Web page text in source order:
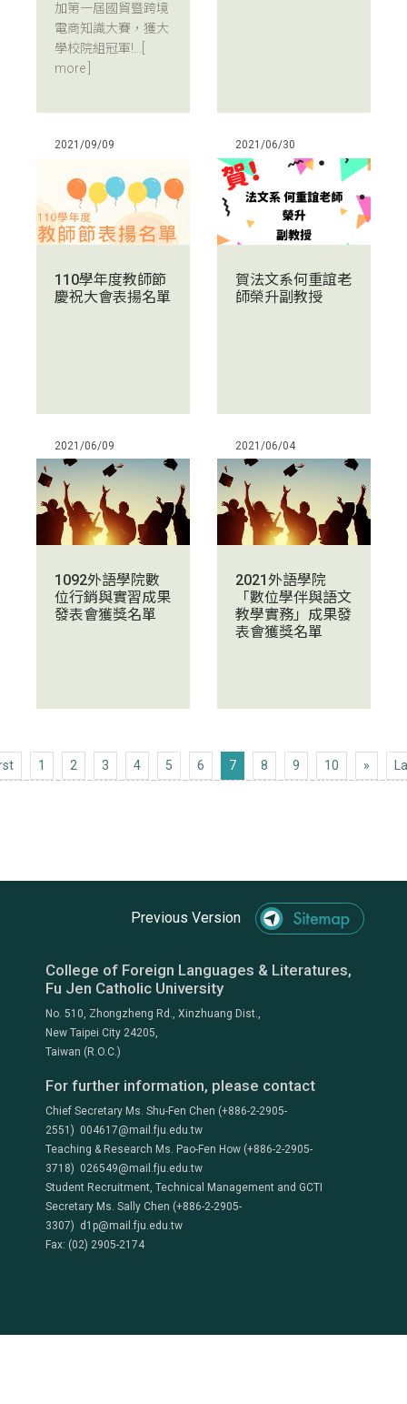
加第一屆國貿暨跨境
電商知識大賽，獲大
學校院組冠軍!...
more ]
2021/09/09
110學年度教師節
慶祝大會表揚名單
2021/06/30
賀法文系何重誼老
師榮升副教授
2021/06/09
1092外語學院數
位行銷與實習成果
發表會獲獎名單
2021/06/04
2021外語學院
「數位學伴與語文
教學實務」成果發
表會獲獎名單
First 1 2 3 4 5 6 7 8 9 10 »Next
Previous Version
College of Foreign Languages & Literatures,
Fu Jen Catholic University
No. 510, Zhongzheng Rd., Xinzhuang Dist.,
New Taipei City 24205,
Taiwan (R.O.C.)
For further information, please contact
Chief Secretary Ms. Shu-Fen Chen (+886-2-2905-
2551) 004617@mail.fju.edu.tw
Teaching & Research Ms. Pao-Fen How (+886-2-2905-
3718) 026549@mail.fju.edu.tw
Student Recruitment, Technical Management and GCTI
Secretary Ms. Sally Chen (+886-2-2905-
3307) d1p@mail.fju.edu.tw
Fax: (02) 2905-2174